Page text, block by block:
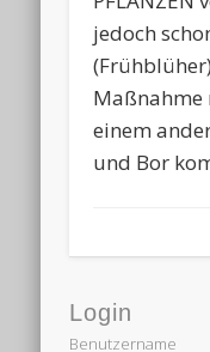
jedoch
Maßnahme
einem
und Bor
Login
Benutzername